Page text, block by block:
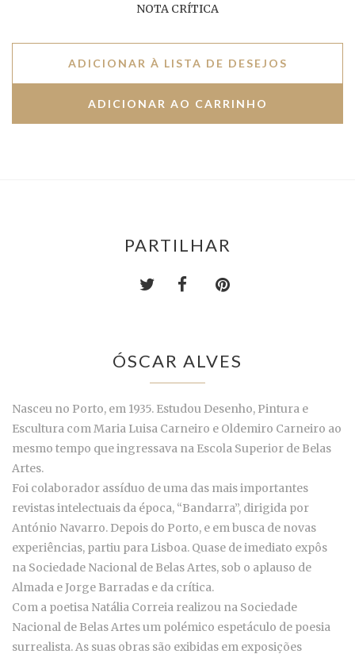
NOTA CRÍTICA
ADICIONAR À LISTA DE DESEJOS
PARTILHAR
ÓSCAR ALVES
Nasceu no Porto, em 1935. Estudou Desenho, Pintura e
Escultura com Maria Luisa Carneiro e Oldemiro Carneiro ao
mesmo tempo que ingressava na Escola Superior de Belas
Artes.
Foi colaborador assíduo de uma das mais importantes
revistas intelectuais da época, “Bandarra”, dirigida por
António Navarro. Depois do Porto, e em busca de novas
experiências, partiu para Lisboa. Quase de imediato expôs
na Sociedade Nacional de Belas Artes, sob o aplauso de
Almada e Jorge Barradas e da crítica.
Com a poetisa Natália Correia realizou na Sociedade
Nacional de Belas Artes um polémico espetáculo de poesia
surrealista. As suas obras são exibidas em exposições